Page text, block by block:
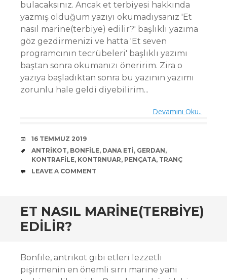
bulacaksınız. Ancak et terbiyesi hakkında
yazmış olduğum yazıyı okumadıysanız 'Et
nasıl marine(terbiye) edilir?' başlıklı yazıma
göz gezdirmenizi ve hatta 'Et seven
programcının tecrübeleri' başlıklı yazımı
baştan sonra okumanızı öneririm. Zira o
yazıya başladıktan sonra bu yazının yazımı
zorunlu hale geldi diyebilirim...
Devamını Oku..
DATE
16 TEMMUZ 2019
TAGS
ANTRIKOT, BONFILE, DANA ETI, GERDAN,
KONTRAFILE, KONTRNUAR, PENÇATA, TRANÇ
COMMENTS
LEAVE A COMMENT
ET NASIL MARINE(TERBIYE)
EDILIR?
Bonfile, antrikot gibi etleri lezzetli
pişirmenin en önemli sırrı marine yani